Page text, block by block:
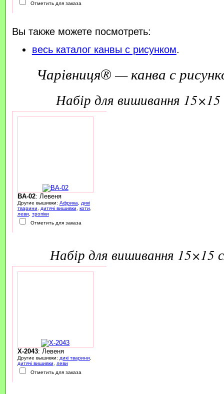
Отметить для заказа
Вы также можете посмотреть:
весь каталог канвы с рисунком.
Чарівниця® — канва с
набір для вишивання 15×15
BA-02: Левеня
Другие вышивки: Африка
дикі
тварини
дитячі вишивки коти
леви
тропіки
Отметить для заказа
набір для вишивання
X-2043: Левеня
Другие вышивки: дикі тварини
дитячі вишивки
леви
Отметить для заказа